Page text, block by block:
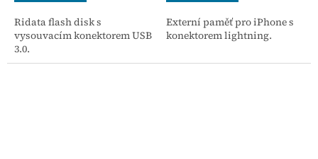
Ridata flash disk s
vysouvacím konektorem USB
3.0.
Externí paměť pro iPhone s
konektorem lightning.